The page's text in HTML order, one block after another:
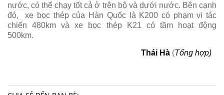
nước, có thể chạy tốt cả ở trên bộ và dưới nước. Bên cạnh
đó, xe bọc thép của Hàn Quốc là K200 có phạm vi tác
chiến 480km và xe bọc thép K21 có tầm hoạt động
500km.
Thái Hà (Tổng hợp)